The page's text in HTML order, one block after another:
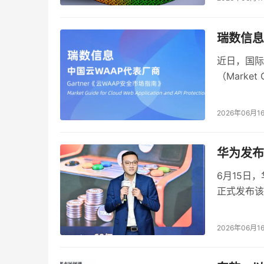
三年来，赛事的“家底”越攒越厚。王国建介绍
余项云计算应用成果。
Token服务让算力触手可及
今年大赛主题是“智云上海聚青力，云算AI启新
学生们能在赛场里跑模型、调算法，靠的是身
算力资源，配备了“保姆+导师”式的一对一技
电子、自动化、环境工程、金融贸易，以及今
的新面孔。
技术门槛不再是阻碍创意的围墙。
瑞数信
近日，国
（
践，瑞数
2026年06月
华为发
6月15日
正式发布
2026年06月